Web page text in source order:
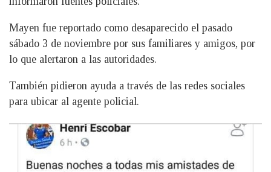
Mayen fue reportado como desaparecido el pasado
sábado 3 de noviembre por sus familiares y amigos, por
lo que alertaron a las autoridades.
También pidieron ayuda a través de las redes sociales
para ubicar al agente policial.